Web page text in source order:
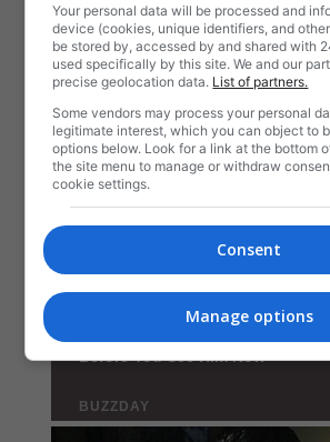
Your personal data will be processed and
device (cookies, unique identifiers, and
be stored by, accessed by and shared with
used specifically by this site. We and our
precise geolocation data. List of partners.
Some vendors may process your personal
legitimate interest, which you can object to
options below. Look for a link at the bottom
the site menu to manage or withdraw
cookie settings.
Consent
Manage options